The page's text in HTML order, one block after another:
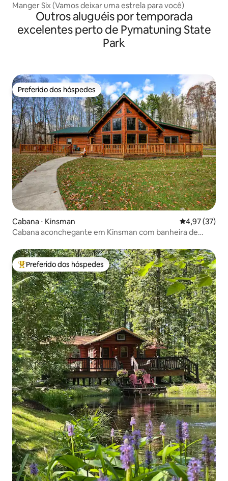
Manger Six (Vamos deixar uma estrela para você)
Outros aluguéis por temporada
excelentes perto de Pymatuning State
Park
Preferido dos hóspedes
Preferido dos hóspedes
Cabana ⋅ Kinsman 4,97 de uma
4,97 (37)
Cabana aconchegante em Kinsman com banheira de
Entre os melhores preferidos dos hóspedes
Preferido dos hóspedes